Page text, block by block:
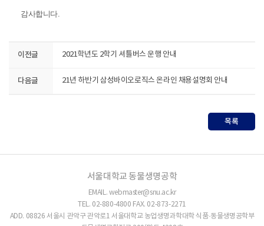
감사합니다.
이전글 2021학년도 2학기 셔틀버스 운행 안내
다음글 21년 하반기 삼성바이오로직스 온라인 채용설명회 안내
목록
서울대학교 동물생명공학
EMAIL. webmaster@snu.ac.kr
TEL. 02-880-4800 FAX. 02-873-2271
ADD. 08826 서울시 관악구 관악로1 서울대학교 농업생명과학대학 식품·동물생명공학부